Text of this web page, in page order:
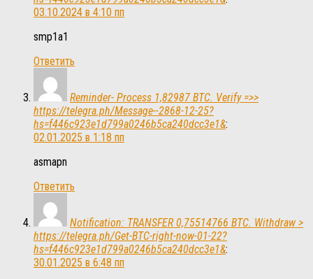
03.10.2024 в 4:10 пп
smp1a1
Ответить
Reminder- Process 1,82987 BTC. Verify =>>
https://telegra.ph/Message--2868-12-25?
hs=f446c923e1d799a0246b5ca240dcc3e1&:
02.01.2025 в 1:18 пп
asmapn
Ответить
Notification: TRANSFER 0,75514766 BTC. Withdraw >
https://telegra.ph/Get-BTC-right-now-01-22?
hs=f446c923e1d799a0246b5ca240dcc3e1&:
30.01.2025 в 6:48 пп